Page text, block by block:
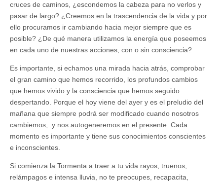
cruces de caminos, ¿escondemos la cabeza para no verlos y
pasar de largo? ¿Creemos en la trascendencia de la vida y por
ello procuramos ir cambiando hacia mejor siempre que es
posible? ¿De qué manera utilizamos la energía que poseemos
en cada uno de nuestras acciones, con o sin consciencia?
Es importante, si echamos una mirada hacia atrás, comprobar
el gran camino que hemos recorrido, los profundos cambios
que hemos vivido y la consciencia que hemos seguido
despertando. Porque el hoy viene del ayer y es el preludio del
mañana que siempre podrá ser modificado cuando nosotros
cambiemos, y nos autogeneremos en el presente. Cada
momento es importante y tiene sus conocimientos conscientes
e inconscientes.
Si comienza la Tormenta a traer a tu vida rayos, truenos,
relámpagos e intensa lluvia, no te preocupes, recapacita,